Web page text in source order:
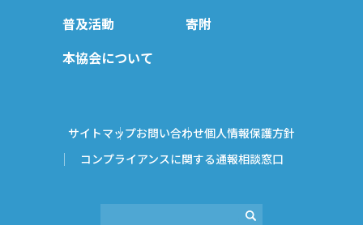
普及活動
寄附
本協会について
サイトマップお問い合わせ個人情報保護方針
コンプライアンスに関する通報相談窓口